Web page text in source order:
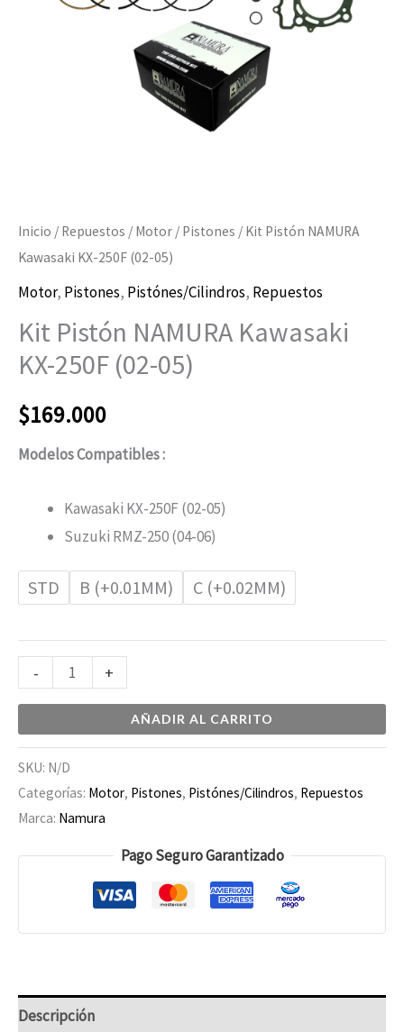
Inicio / Repuestos / Motor / Pistones / Kit Pistón NAMURA
Kawasaki KX-250F (02-05)
Motor, Pistones, Pistónes/Cilindros, Repuestos
Kit Pistón NAMURA Kawasaki
KX-250F (02-05)
$169.000
Modelos Compatibles :
Kawasaki KX-250F (02-05)
Suzuki RMZ-250 (04-06)
STD B (+0.01MM) C (+0.02MM)
- +
AÑADIR AL CARRITO
SKU: N/D
Categorías: Motor, Pistones, Pistónes/Cilindros, Repuestos
Marca: Namura
Pago Seguro Garantizado
Descripción